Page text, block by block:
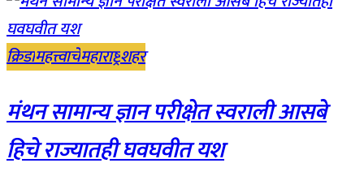
क्रिडामहत्त्वाचेमहाराष्ट्रशहर
मंथन सामान्य ज्ञान परीक्षेत स्वराली आसबे
हिचे राज्यातही घवघवीत यश